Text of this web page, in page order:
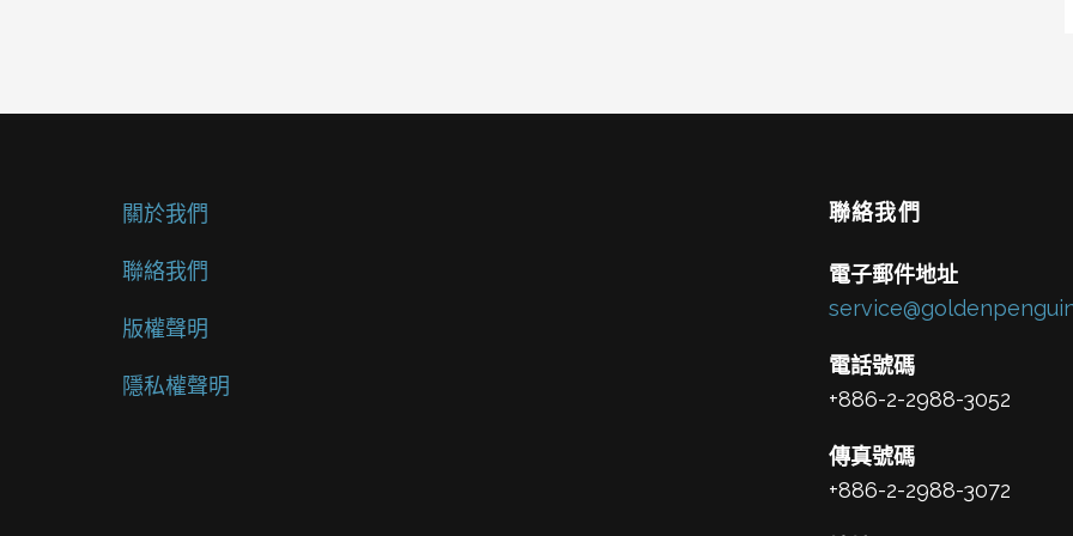
關於我們
聯絡我們
版權聲明
隱私權聲明
聯絡我們
電子郵件地址
電話號碼
+886-2-2988-3052
傳真號碼
+886-2-2988-3072